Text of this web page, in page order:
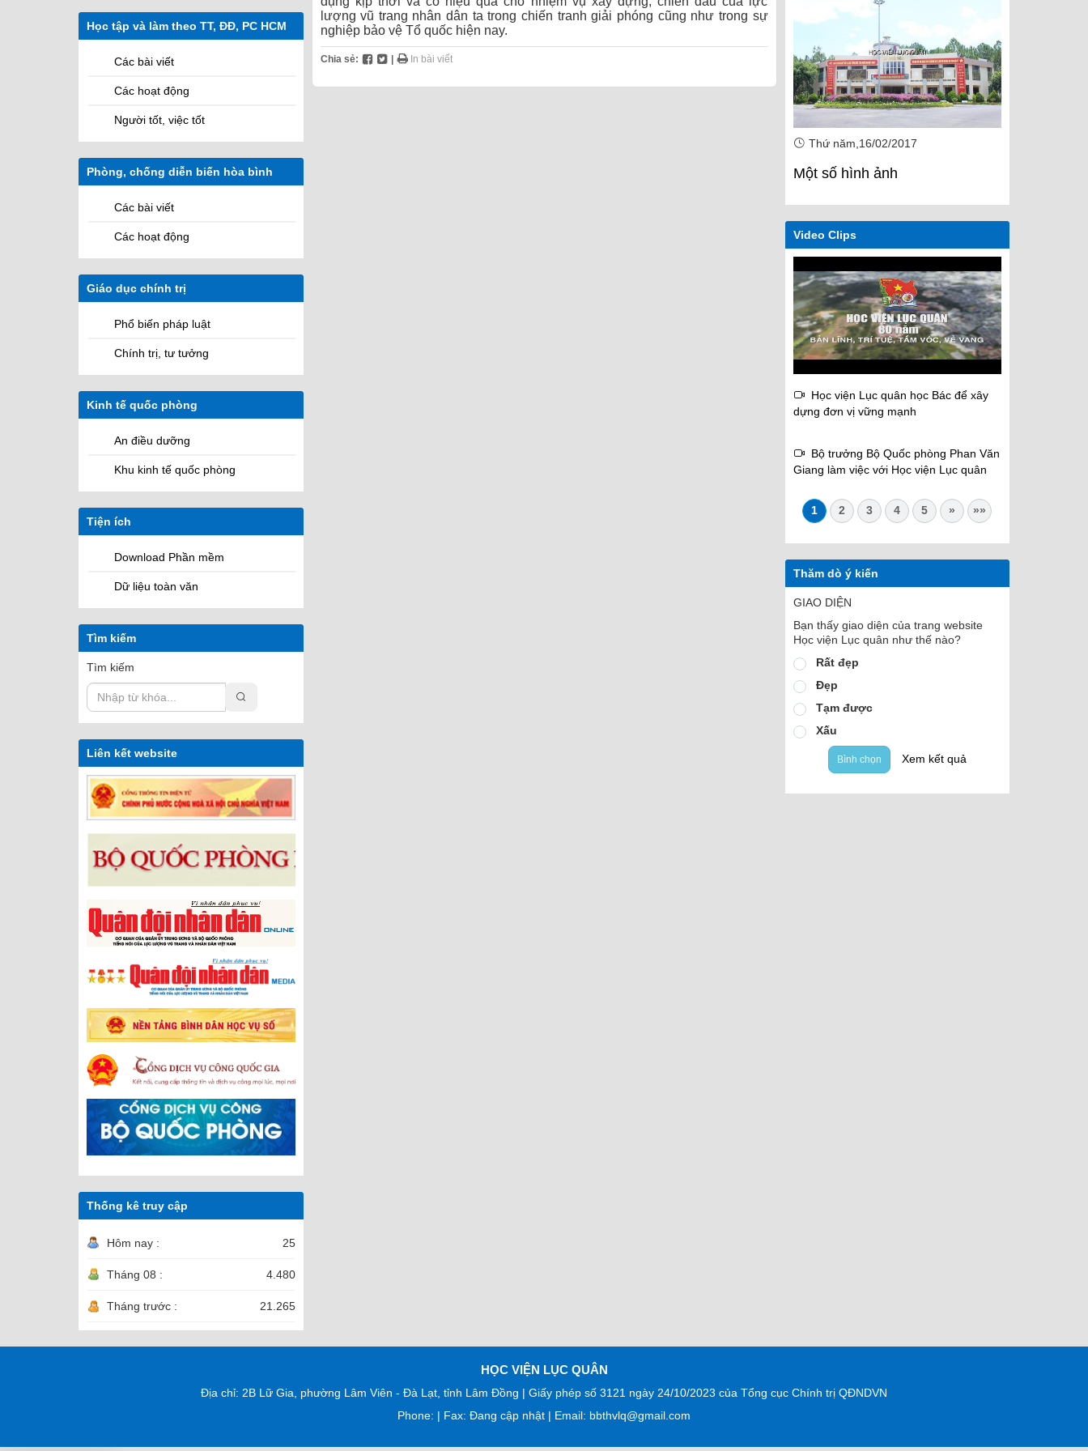
Các Hệ quản lý học viên
Học tập và làm theo TT, ĐĐ, PC HCM
Các bài viết
Các hoạt động
Người tốt, việc tốt
Phòng, chống diễn biến hòa bình
Các bài viết
Các hoạt động
Giáo dục chính trị
Phổ biến pháp luật
Chính trị, tư tưởng
Kinh tế quốc phòng
An điều dưỡng
Khu kinh tế quốc phòng
Tiện ích
Download Phần mềm
Dữ liệu toàn văn
Tìm kiếm
Tìm kiếm
Liên kết website
Thống kê truy cập
Hôm nay : 25
Tháng 08 : 4.480
Tháng trước : 21.265
lượng vũ trang nhân dân ta trong chiến tranh giải phóng cũng như trong sự
nghiệp bảo vệ Tổ quốc hiện nay.
Chia sẻ: | In bài viết
Thứ năm,16/02/2017
Một số hình ảnh
Video Clips
Học viện Lục quân học Bác để xây
dựng đơn vị vững mạnh
Bộ trưởng Bộ Quốc phòng Phan Văn
Giang làm việc với Học viện Lục quân
1 2 3 4 5 » »»
Thăm dò ý kiến
GIAO DIỆN
Bạn thấy giao diện của trang website
Học viện Lục quân như thế nào?
Rất đẹp
Đẹp
Tạm được
Xấu
Bình chọn Xem kết quả
HỌC VIỆN LỤC QUÂN
Địa chỉ: 2B Lữ Gia, phường Lâm Viên - Đà Lạt, tỉnh Lâm Đồng | Giấy phép số 3121 ngày 24/10/2023 của Tổng cục Chính trị QĐNDVN
Phone: | Fax: Đang cập nhật | Email: bbthvlq@gmail.com